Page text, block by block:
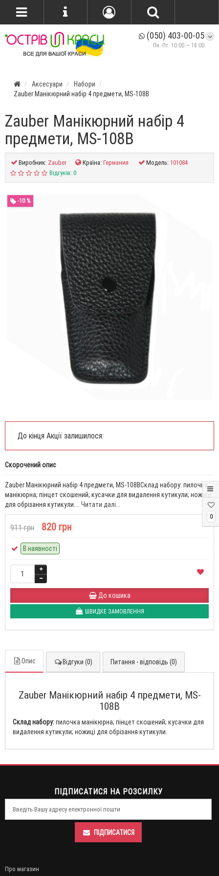
0
(050) 403-00-05
Пн.-Пт. 10:00 — 18:00
Аксесуари
Набори
Zauber Манікюрний набір 4 предмети, MS-108B
Zauber Манікюрний набір 4
предмети, MS-108B
Виробник: Zauber Країна:Германия Модель:101084
Відгуків: 0
-10 %
До кінця Акції залишилося:
Скорочений опис
Zauber Манікюрний набір 4 предмети, MS-108BСклад набору: пилочка
манікюрна; пінцет скошений; кусачки для видалення кутикули; ножиці
для обрізання кутикули.... Читати далі...
911 грн 820 грн
В наявності
До кошика
ШВИДКЕ ЗАМОВЛЕННЯ
Опис Відгуки (0) Питання - відповідь (0)
Zauber Манікюрний набір 4 предмети, MS-
108B
Склад набору:пилочка манікюрна; пінцет скошений; кусачки для
видалення кутикули; ножиці для обрізання кутикули.
ПІДПИСАТИСЯ НА РОЗСИЛКУ
ПІДПИСАТИСЯ
Про магазин